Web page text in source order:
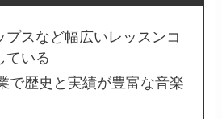
プスなど幅広いレッスンコ
ている
で歴史と実績が豊富な音楽